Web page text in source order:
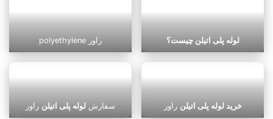
polyethylene راور لوله پلی اتیلن چیست؟
سفارش لوله پلی اتیلن راور خرید لوله پلی اتیلن راور